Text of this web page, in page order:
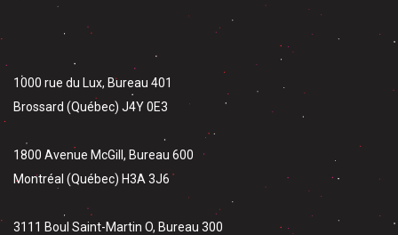
1000 rue du Lux, Bureau 401
Brossard (Québec) J4Y 0E3
1800 Avenue McGill, Bureau 600
Montréal (Québec) H3A 3J6
3111 Boul Saint-Martin O, Bureau 300